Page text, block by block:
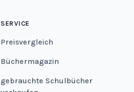
SERVICE
Preisvergleich
Büchermagazin
gebrauchte Schulbücher